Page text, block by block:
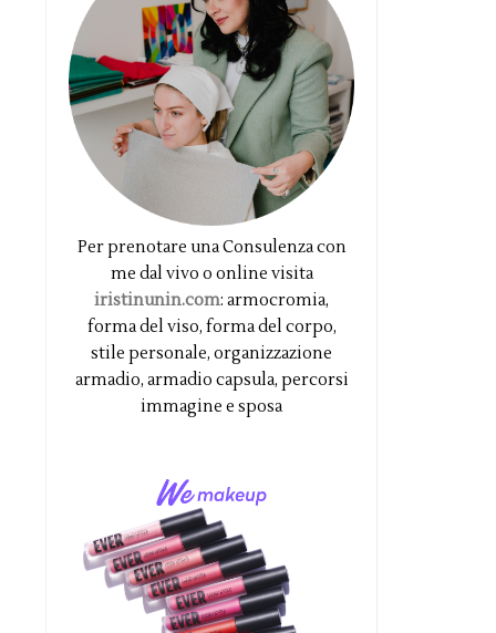
Per prenotare una Consulenza con
me dal vivo o online visita
iristinunin.com: armocromia,
forma del viso, forma del corpo,
stile personale, organizzazione
armadio, armadio capsula, percorsi
immagine e sposa